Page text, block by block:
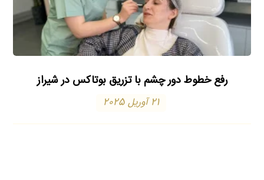
رفع خطوط دور چشم با تزریق بوتاکس در شیراز
21 آوریل 2025